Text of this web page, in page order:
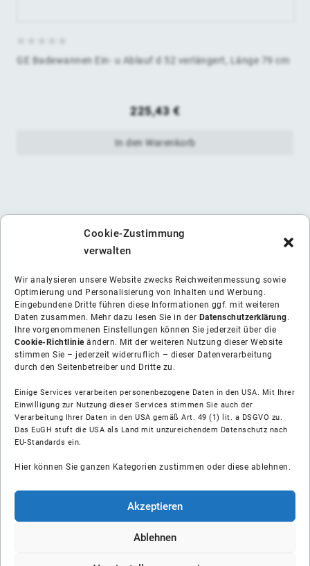
Cookie-Zustimmung
verwalten
Wir analysieren unsere Website zwecks Reichweitenmessung sowie
Optimierung und Personalisierung von Inhalten und Werbung.
Eingebundene Dritte führen diese Informationen ggf. mit weiteren
Daten zusammen. Mehr dazu lesen Sie in der Datenschutzerklärung.
Ihre vorgenommenen Einstellungen können Sie jederzeit über die
Cookie-Richtlinieändern. Mit der weiteren Nutzung dieser Website
stimmen Sie – jederzeit widerruflich – dieser Datenverarbeitung
durch den Seitenbetreiber und Dritte zu.
Einige Services verarbeiten personenbezogene Daten in den USA. Mit Ihrer
Einwilligung zur Nutzung dieser Services stimmen Sie auch der
Verarbeitung Ihrer Daten in den USA gemäß Art. 49 (1) lit. a DSGVO zu.
Das EuGH stuft die USA als Land mit unzureichendem Datenschutz nach
EU-Standards ein.
Hier können Sie ganzen Kategorien zustimmen oder diese ablehnen.
Akzeptieren
Ablehnen
GE Badewannen Ein- u Ablauf d 52 verlängert, Länge 79 cm
225,43€
In den Warenkorb
Über uns
Soziale Medien